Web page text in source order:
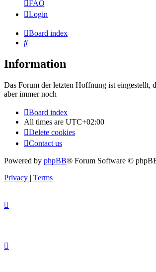
FAQ
Login
Board index
Search
Information
Das Forum der letzten Hoffnung ist eingestellt,
aber immer noch
Board index
All times are UTC+02:00
Delete cookies
Contact us
Powered by phpBB® Forum Software ©
Privacy | Terms